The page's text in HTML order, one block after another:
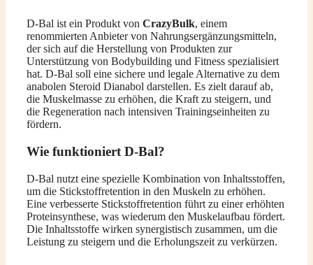
D-Bal ist ein Produkt von CrazyBulk, einem
renommierten Anbieter von Nahrungsergänzungsmitteln,
der sich auf die Herstellung von Produkten zur
Unterstützung von Bodybuilding und Fitness spezialisiert
hat. D-Bal soll eine sichere und legale Alternative zu dem
anabolen Steroid Dianabol darstellen. Es zielt darauf ab,
die Muskelmasse zu erhöhen, die Kraft zu steigern, und
die Regeneration nach intensiven Trainingseinheiten zu
fördern.
Wie funktioniert D-Bal?
D-Bal nutzt eine spezielle Kombination von Inhaltsstoffen,
um die Stickstoffretention in den Muskeln zu erhöhen.
Eine verbesserte Stickstoffretention führt zu einer erhöhten
Proteinsynthese, was wiederum den Muskelaufbau fördert.
Die Inhaltsstoffe wirken synergistisch zusammen, um die
Leistung zu steigern und die Erholungszeit zu verkürzen.